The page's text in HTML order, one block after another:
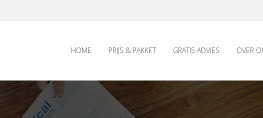
HOME PRIJS & PAKKET GRATIS ADVIES OVER